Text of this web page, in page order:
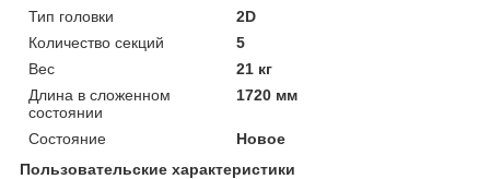
Тип головки
2D
Количество секций
5
Вес
21 кг
Длина в сложенном
состоянии
1720 мм
Состояние
Новое
Пользовательские характеристики